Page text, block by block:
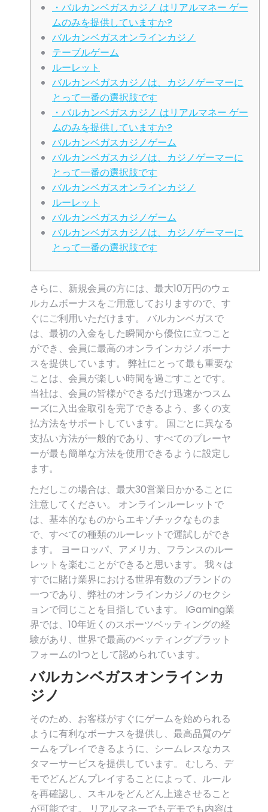
・バルカンベガスカジノ はリアルマネー ゲー
ムのみを提供していますか?
バルカンベガスオンラインカジノ
テーブルゲーム
ルーレット
バルカンベガスカジノは、カジノゲーマーに
とって一番の選択肢です
・バルカンベガスカジノ はリアルマネー ゲー
ムのみを提供していますか?
バルカンベガスカジノゲーム
バルカンベガスカジノは、カジノゲーマーに
とって一番の選択肢です
バルカンベガスオンラインカジノ
ルーレット
バルカンベガスカジノゲーム
バルカンベガスカジノは、カジノゲーマーに
とって一番の選択肢です
さらに、新規会員の方には、最大10万円のウェ
ルカムボーナスをご用意しておりますので、す
ぐにご利用いただけます。 バルカンベガスで
は、最初の入金をした瞬間から優位に立つこと
ができ、会員に最高のオンラインカジノボーナ
スを提供しています。 弊社にとって最も重要な
ことは、会員が楽しい時間を過ごすことです。
当社は、会員の皆様ができるだけ迅速かつスム
ーズに入出金取引を完了できるよう、多くの支
払方法をサポートしています。 国ごとに異なる
支払い方法が一般的であり、すべてのプレーヤ
ーが最も簡単な方法を使用できるように設定し
ます。
ただしこの場合は、最大30営業日かかることに
注意してください。 オンラインルーレットで
は、基本的なものからエキゾチックなものま
で、すべての種類のルーレットで運試しができ
ます。 ヨーロッパ、アメリカ、フランスのルー
レットを楽むことができると思います。 我々は
すでに賭け業界における世界有数のブランドの
一つであり、弊社のオンラインカジノのセクシ
ョンで同じことを目指しています。 IGaming業
界では、10年近くのスポーツベッティングの経
験があり、世界で最高のベッティングプラット
フォームの1つとして認められています。
バルカンベガスオンラインカ
ジノ
そのため、お客様がすぐにゲームを始められる
ように有利なボーナスを提供し、最高品質のゲ
ームをプレイできるように、シームレスなカス
タマーサービスを提供しています。 むしろ、デ
モでどんどんプレイすることによって、ルール
を再確認し、スキルをどんどん上達させること
が可能です。 リアルマネーでもデモでも内容は